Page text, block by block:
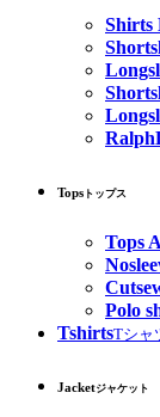
Shirts
Tops トップス
Tops
Polo
TshirtsTシャ
Jacketジャケット